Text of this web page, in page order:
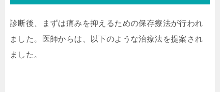
診断後、まずは痛みを抑えるための保存療法が行われ
ました。医師からは、以下のような治療法を提案され
ました。